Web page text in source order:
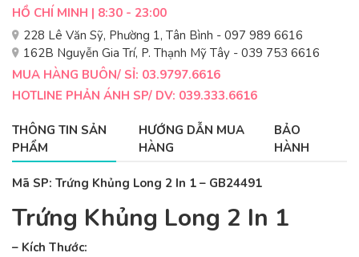
HỒ CHÍ MINH | 8:30 - 23:00
228 Lê Văn Sỹ, Phường 1, Tân Bình - 097 989 6616
162B Nguyễn Gia Trí, P. Thạnh Mỹ Tây - 039 753 6616
MUA HÀNG BUÔN/ SỈ: 03.9797.6616
HOTLINE PHẢN ÁNH SP/ DV: 039.333.6616
THÔNG TIN SẢN
PHẨM
HƯỚNG DẪN MUA
HÀNG
BẢO
HÀNH
Mã SP: Trứng Khủng Long 2 In 1 – GB24491
Trứng Khủng Long 2 In 1
– Kích Thước: